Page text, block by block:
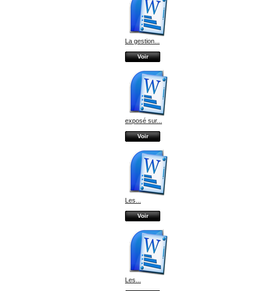
La gestion...
Voir
exposé sur...
Voir
Les...
Voir
Les...